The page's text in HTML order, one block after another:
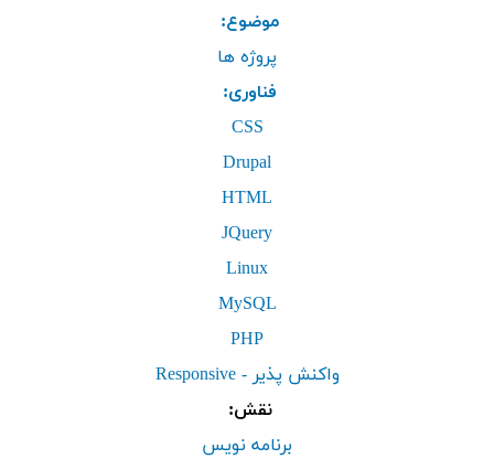
موضوع:
پروژه ها
فناوری:
CSS
Drupal
HTML
JQuery
Linux
MySQL
PHP
واکنش پذیر - Responsive
نقش:
برنامه نویس